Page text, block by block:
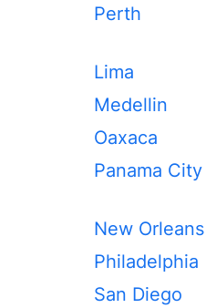
Perth
Lima
Medellin
Oaxaca
Panama City
New Orleans
Philadelphia
San Diego